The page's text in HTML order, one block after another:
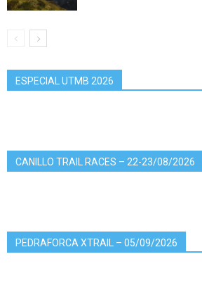
ESPECIAL UTMB 2026
CANILLO TRAIL RACES – 22-23/08/2026
PEDRAFORCA XTRAIL – 05/09/2026